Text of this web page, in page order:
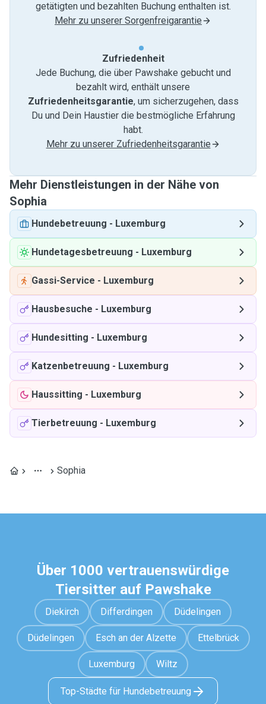
getätigten und bezahlten Buchung enthalten ist.
Mehr zu unserer Sorgenfreigarantie
Zufriedenheit
Jede Buchung, die über Pawshake gebucht und
bezahlt wird, enthält unsere
Zufriedenheitsgarantie, um sicherzugehen, dass
Du und Dein Haustier die bestmögliche Erfahrung
habt.
Mehr zu unserer Zufriedenheitsgarantie
Mehr Dienstleistungen in der Nähe von
Sophia
Hundebetreuung - Luxemburg
Hundetagesbetreuung - Luxemburg
Gassi-Service - Luxemburg
Hausbesuche - Luxemburg
Hundesitting - Luxemburg
Katzenbetreuung - Luxemburg
Haussitting - Luxemburg
Tierbetreuung - Luxemburg
Sophia
Über 1000 vertrauenswürdige
Tiersitter auf Pawshake
Diekirch Differdingen Düdelingen
Düdelingen Esch an der Alzette Ettelbrück
Luxemburg Wiltz
Top-Städte für Hundebetreuung